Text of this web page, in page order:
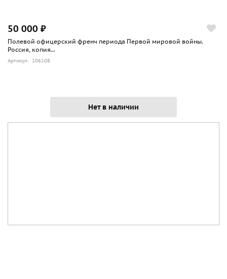
50 000 ₽
Полевой офицерский френч периода Первой мировой войны.
Россия, копия...
Артикул: 106108
Нет в наличии